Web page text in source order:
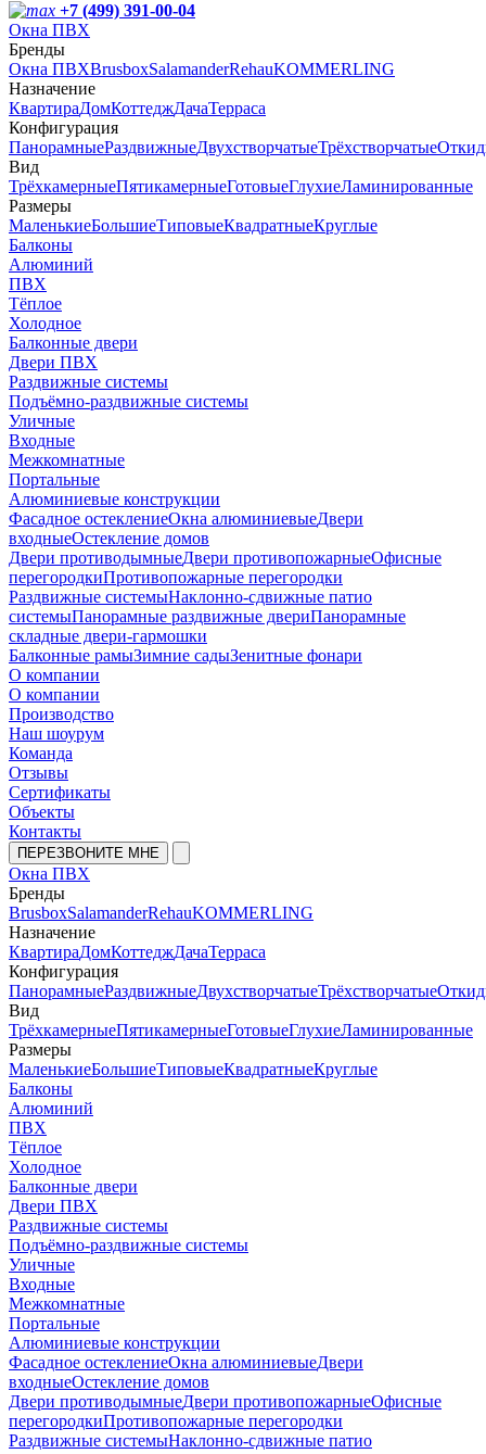
+7 (499) 391-00-04
Окна ПВХ
Бренды
Окна ПВХBrusboxSalamanderRehauKOMMERLING
Назначение
КвартираДомКоттеджДачаТерраса
Конфигурация
ПанорамныеРаздвижныеДвухстворчатыеТрёхстворчатые
Вид
ТрёхкамерныеПятикамерныеГотовыеГлухиеЛаминированные
Размеры
МаленькиеБольшиеТиповыеКвадратныеКруглые
Балконы
Алюминий
ПВХ
Тёплое
Холодное
Балконные двери
Двери ПВХ
Раздвижные системы
Подъёмно-раздвижные системы
Уличные
Входные
Межкомнатные
Портальные
Алюминиевые конструкции
Фасадное остеклениеОкна алюминиевыеДвери
входныеОстекление домов
Двери противодымныеДвери противопожарныеОфисные
перегородкиПротивопожарные перегородки
Раздвижные системыНаклонно-сдвижные патио
системыПанорамные раздвижные двериПанорамные
складные двери-гармошки
Балконные рамыЗимние садыЗенитные фонари
О компании
О компании
Производство
Наш шоурум
Команда
Отзывы
Сертификаты
Объекты
Контакты
ПЕРЕЗВОНИТЕ МНЕ
Окна ПВХ
Бренды
BrusboxSalamanderRehauKOMMERLING
Назначение
КвартираДомКоттеджДачаТерраса
Конфигурация
ПанорамныеРаздвижныеДвухстворчатыеТрёхстворчатые
Вид
ТрёхкамерныеПятикамерныеГотовыеГлухиеЛаминированные
Размеры
МаленькиеБольшиеТиповыеКвадратныеКруглые
Балконы
Алюминий
ПВХ
Тёплое
Холодное
Балконные двери
Двери ПВХ
Раздвижные системы
Подъёмно-раздвижные системы
Уличные
Входные
Межкомнатные
Портальные
Алюминиевые конструкции
Фасадное остеклениеОкна алюминиевыеДвери
входныеОстекление домов
Двери противодымныеДвери противопожарныеОфисные
перегородкиПротивопожарные перегородки
Раздвижные системыНаклонно-сдвижные патио